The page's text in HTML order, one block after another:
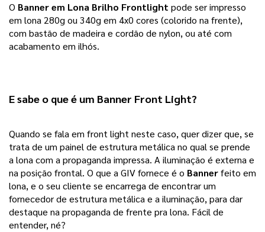
O Banner em Lona Brilho Frontlight pode ser impresso
em lona 280g ou 340g em 4x0 cores (colorido na frente),
com bastão de madeira e cordão de nylon, ou até com
acabamento em ilhós.
E sabe o que é um Banner Front Light?
Quando se fala em front light neste caso, quer dizer que, se
trata de um painel de estrutura metálica no qual se prende
a lona com a propaganda impressa. A iluminação é externa e
na posição frontal. O que a GIV fornece é o Banner feito em
lona, e o seu cliente se encarrega de encontrar um
fornecedor de estrutura metálica e a iluminação, para dar
destaque na propaganda de frente pra lona. Fácil de
entender, né?